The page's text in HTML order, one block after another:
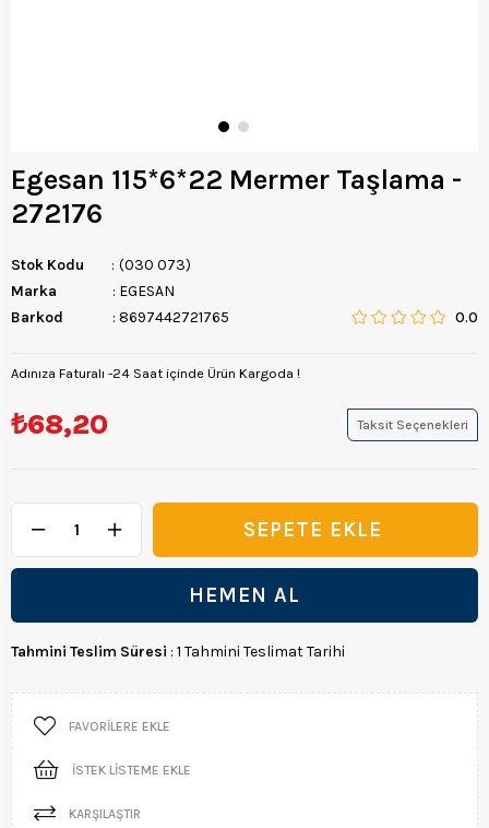
Egesan 115*6*22 Mermer Taşlama -
272176
Stok Kodu
(030 073)
Marka
: EGESAN
Barkod
: 8697442721765 0.0
Adınıza Faturalı -24 Saat içinde Ürün Kargoda !
₺68,20 Taksit Seçenekleri
Tahmini Teslim Süresi : 1 Tahmini Teslimat Tarihi
FAVORILERE EKLE
İSTEK LISTEME EKLE
KARŞILAŞTIR